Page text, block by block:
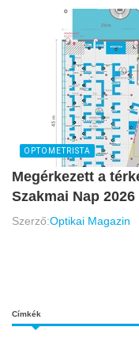
OPTOMETRISTA
Megérkezett a
Szakmai Nap
Szerző:Optikai Magazin
Címkék